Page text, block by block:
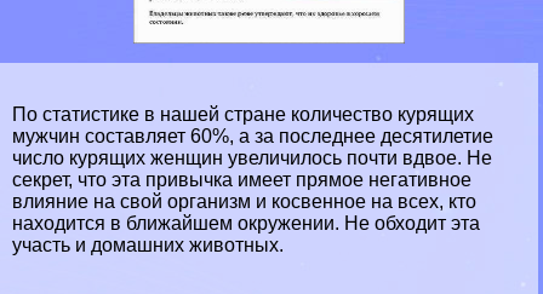
По статистике в нашей стране количество курящих
мужчин составляет 60%, а за последнее десятилетие
число курящих женщин увеличилось почти вдвое. Не
секрет, что эта привычка имеет прямое негативное
влияние на свой организм и косвенное на всех, кто
находится в ближайшем окружении. Не обходит эта
участь и домашних животных.